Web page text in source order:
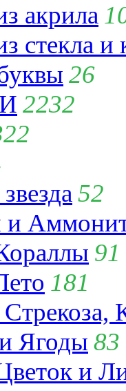
акрила
стекла и
26
2232
52
и
91
181
Ягоды 83
и